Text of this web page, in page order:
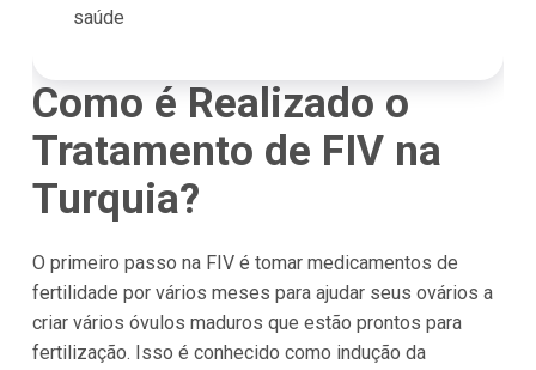
saúde
Como é Realizado o
Tratamento de FIV na
Turquia?
O primeiro passo na FIV é tomar medicamentos de
fertilidade por vários meses para ajudar seus ovários a
criar vários óvulos maduros que estão prontos para
fertilização. Isso é conhecido como indução da